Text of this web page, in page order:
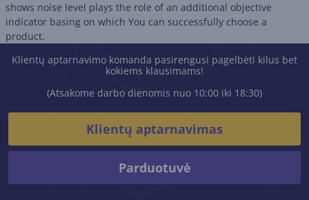
shows noise level plays the role of an additional objective
indicator basing on which You can successfully choose a
product.
Klientų aptarnavimo komanda pasirengusi pagelbėti kilus bet
kokiems klausimams!
(Atsakome darbo dienomis nuo 10:00 iki 18:30)
Klientų aptarnavimas
Parduotuvė